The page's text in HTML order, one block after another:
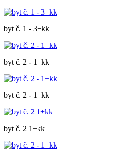
byt č. 1 - 3+kk
byt č. 2 - 1+kk
byt č. 2 - 1+kk
byt č. 2 1+kk